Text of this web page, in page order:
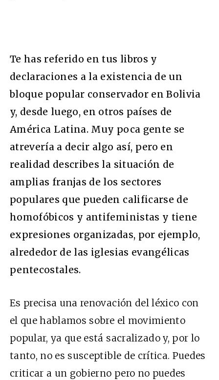
Te has referido en tus libros y
declaraciones a la existencia de un
bloque popular conservador en Bolivia
y, desde luego, en otros países de
América Latina. Muy poca gente se
atrevería a decir algo así, pero en
realidad describes la situación de
amplias franjas de los sectores
populares que pueden calificarse de
homofóbicos y antifeministas y tiene
expresiones organizadas, por ejemplo,
alrededor de las iglesias evangélicas
pentecostales.
Es precisa una renovación del léxico con
el que hablamos sobre el movimiento
popular, ya que está sacralizado y, por lo
tanto, no es susceptible de crítica. Puedes
criticar a un gobierno pero no puedes